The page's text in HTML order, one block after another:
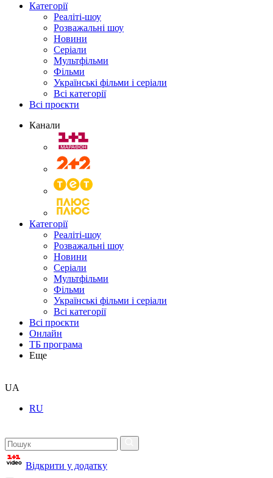
Категорії
Реаліті-шоу
Розважальні шоу
Новини
Серіали
Мультфільми
Фільми
Українські фільми і серіали
Всі категорії
Всі проєкти
Канали
Категорії
Реаліті-шоу
Розважальні шоу
Новини
Серіали
Мультфільми
Фільми
Українські фільми і серіали
Всі категорії
Всі проєкти
Онлайн
ТБ програма
Еще
UA
RU
Відкрити у додатку